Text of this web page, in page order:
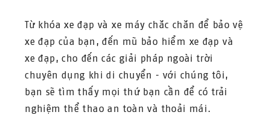
Từ khóa xe đạp và xe máy chắc chắn để bảo vệ
xe đạp của bạn, đến mũ bảo hiểm xe đạp và
xe đạp, cho đến các giải pháp ngoài trời
chuyên dụng khi di chuyển - với chúng tôi,
bạn sẽ tìm thấy mọi thứ bạn cần để có trải
nghiệm thể thao an toàn và thoải mái.